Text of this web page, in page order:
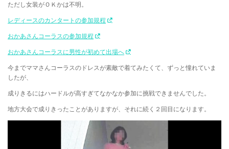
ただし女装がＯＫかは不明。
レディースのカンタートの参加規程
おかあさんコーラスの参加規程
おかあさんコーラスに男性が初めて出場へ
今までママさんコーラスのドレスが素敵で着てみたくて、ずっと憧れていま
したが、
成りきるにはハードルが高すぎてなかなか参加に挑戦できませんでした。
地方大会で成りきったことがありますが、それに続く２回目になります。